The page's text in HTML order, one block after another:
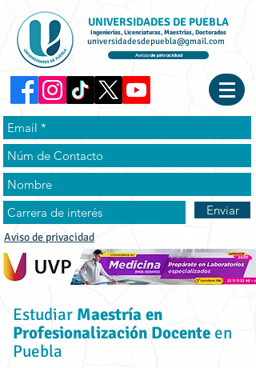
UNIVERSIDADES DE PUEBLA
Ingenierías, Licenciaturas, Maestrías, Doctorados
universidadesdepuebla@gmail.com
Aviso de privacidad
Enviar
Aviso de privacidad
Estudiar Maestría en
Profesionalización Docente en
Puebla